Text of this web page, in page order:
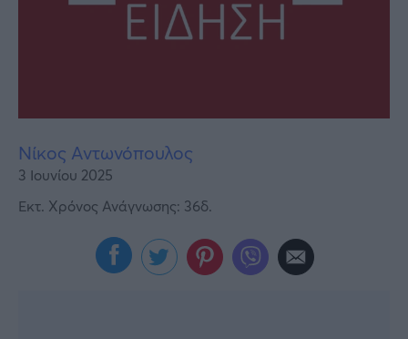
Νίκος Αντωνόπουλος
3 Ιουνίου 2025
Εκτ. Χρόνος Ανάγνωσης: 36δ.